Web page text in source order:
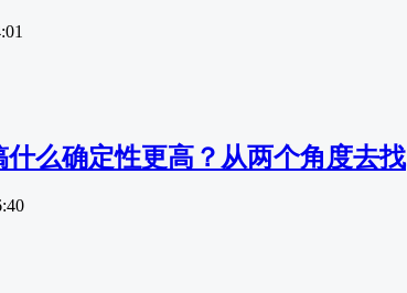
什么确定性更高？从两个角度去找